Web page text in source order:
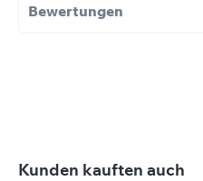
Bewertungen
Produktgalerie überspringen
Kunden kauften auch